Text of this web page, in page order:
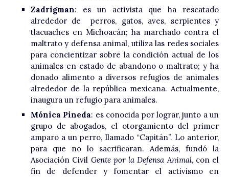
Zadrigman: es un activista que ha rescatado
alrededor de perros, gatos, aves, serpientes y
tlacuaches en Michoacán; ha marchado contra el
maltrato y defensa animal, utiliza las redes sociales
para concientizar sobre la condición actual de los
animales en estado de abandono o maltrato; y ha
donado alimento a diversos refugios de animales
alrededor de la república mexicana. Actualmente,
inaugura un refugio para animales.
Mónica Pineda: es conocida por lograr, junto a un
grupo de abogados, el otorgamiento del primer
amparo a un perro, llamado “Capitán”. Lo anterior,
para que no lo sacrificaran. Además, fundó la
Asociación Civil Gente por la Defensa Animal, con el
fin de defender y fomentar el activismo en